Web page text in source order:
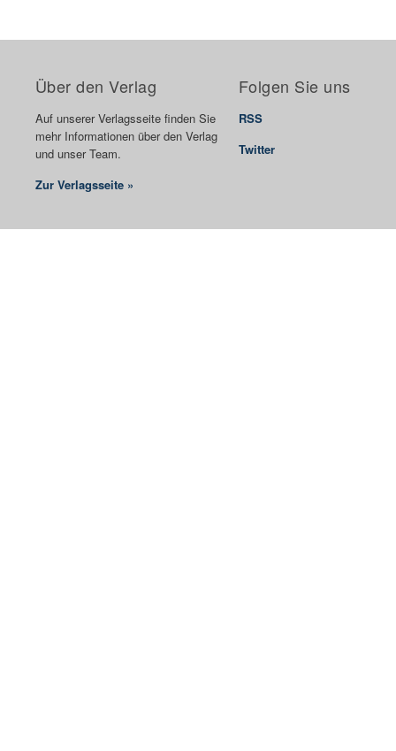
Über den Verlag
Auf unserer Verlagsseite finden Sie
mehr Informationen über den Verlag
und unser Team.
Zur Verlagsseite »
Folgen Sie uns
RSS
Twitter